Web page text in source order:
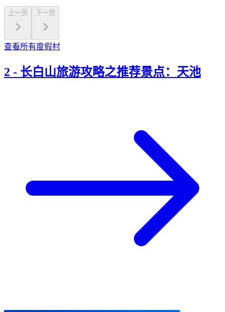
上一页 下一页
查看所有度假村
2 - 长白山旅游攻略之推荐景点：天池